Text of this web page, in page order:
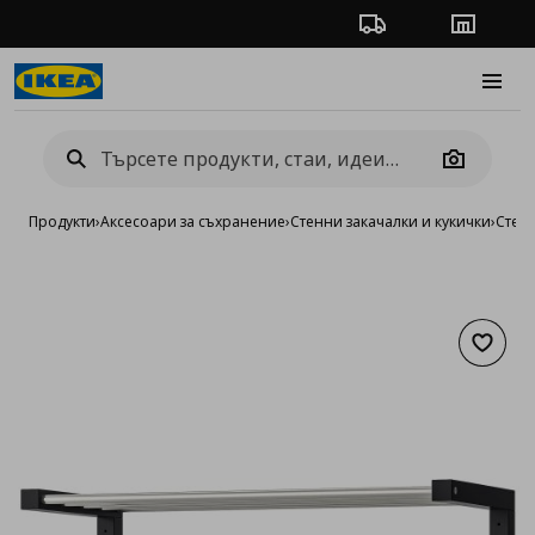
Проследяване на
Camera
Продукти›Аксесоари за съхранение›Стенни закачалки и кукички›